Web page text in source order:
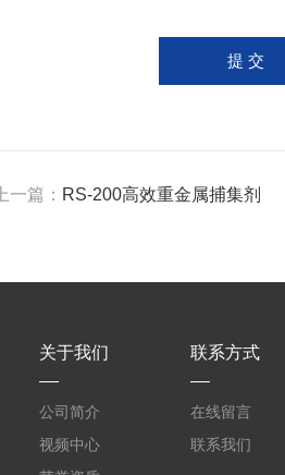
上一篇： RS-200高效重金属捕集剂
关于我们
公司简介
视频中心
联系方式
在线留言
联系我们